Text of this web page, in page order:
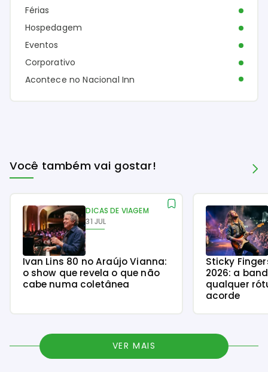
Férias
Hospedagem
Eventos
Corporativo
Acontece no Nacional Inn
Você também vai gostar!
DICAS DE VIAGEM
31 JUL
Ivan Lins 80 no Araújo Vianna:
o show que revela o que não
cabe numa coletânea
Sticky
2026: a
qualquer
acorde
VER MAIS